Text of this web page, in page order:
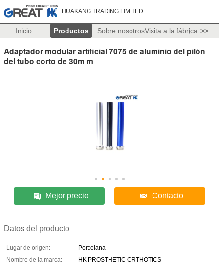
HUAKANG TRADING LIMITED
Inicio Productos Sobre nosotrosVisita a la fábrica >>
Adaptador modular artificial 7075 de aluminio del pilón
del tubo corto de 30m m
Mejor precio Contacto
Datos del producto
Lugar de origen:
Porcelana
Nombre de la marca:
HK PROSTHETIC ORTHOTICS